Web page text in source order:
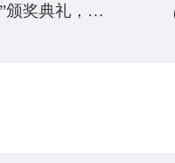
2016年1月6日，学校在大学城校区举办“陈一丹奖教奖学金”颁奖典礼，首任院长覃有土教授获“教育功勋奖”。2016年4月27日，湖北省首个英国皇家特许管理会计师CIMA实验班落户我校。2016年6月17日，中南财经政法大学原校长吴汉东教授获“丹桂树勋章”。2016年6月21日，学校成功获批“双学士学位”教育资格。23日，我校三个特色专业获批进入本科第一批次招生。2016年6月27日，学校开设帆船课，成为湖北省首家开设帆船课的民办高校...